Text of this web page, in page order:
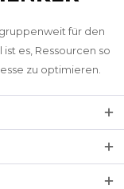
für den
es, Ressourcen so
zu optimieren.